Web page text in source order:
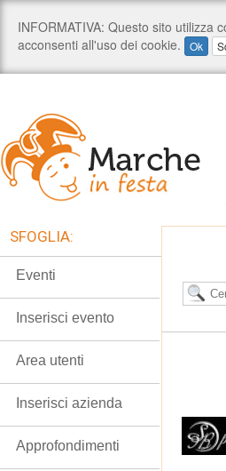
SFOGLIA:
Eventi
Inserisci evento
Area utenti
Inserisci azienda
Approfondimenti